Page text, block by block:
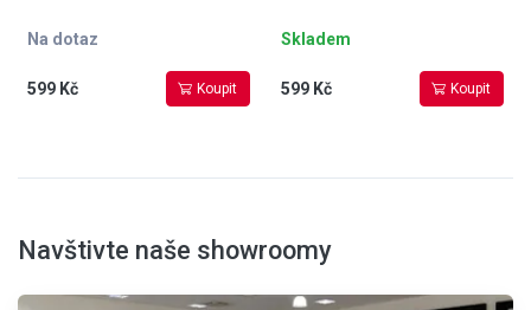
Na dotaz
599 Kč Koupit
Skladem
599 Kč Koupit
Navštivte naše showroomy